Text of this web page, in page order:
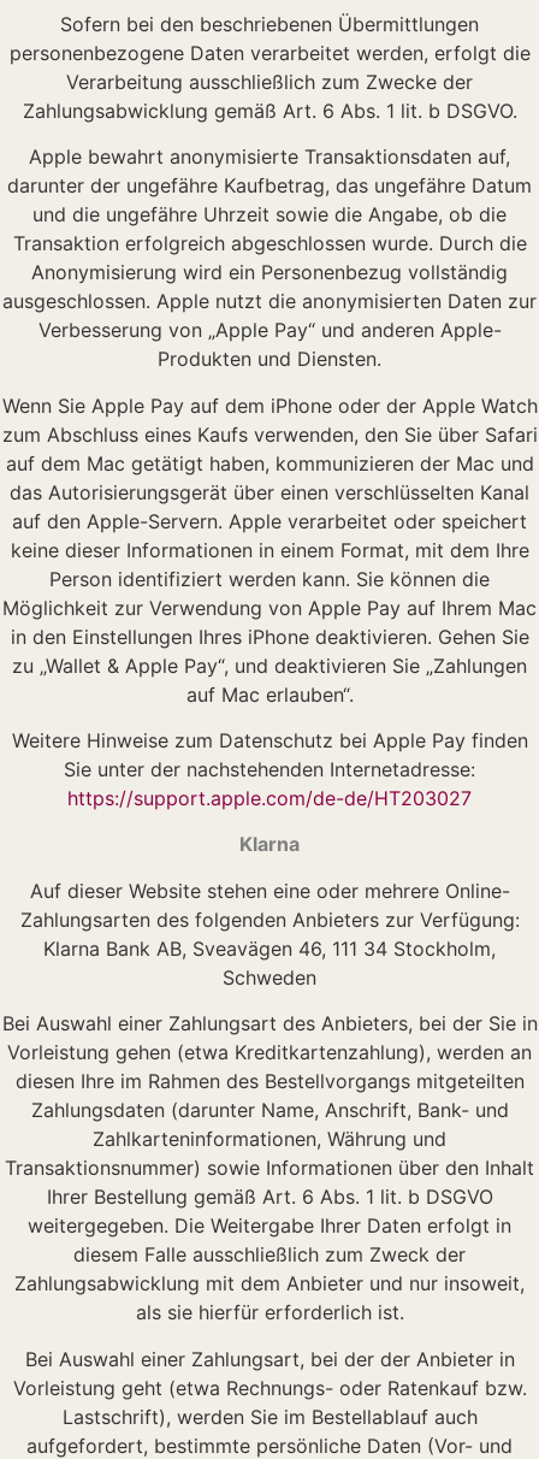
Sofern bei den beschriebenen Übermittlungen
personenbezogene Daten verarbeitet werden, erfolgt die
Verarbeitung ausschließlich zum Zwecke der
Zahlungsabwicklung gemäß Art. 6 Abs. 1 lit. b DSGVO.
Apple bewahrt anonymisierte Transaktionsdaten auf,
darunter der ungefähre Kaufbetrag, das ungefähre Datum
und die ungefähre Uhrzeit sowie die Angabe, ob die
Transaktion erfolgreich abgeschlossen wurde. Durch die
Anonymisierung wird ein Personenbezug vollständig
ausgeschlossen. Apple nutzt die anonymisierten Daten zur
Verbesserung von „Apple Pay“ und anderen Apple-
Produkten und Diensten.
Wenn Sie Apple Pay auf dem iPhone oder der Apple Watch
zum Abschluss eines Kaufs verwenden, den Sie über Safari
auf dem Mac getätigt haben, kommunizieren der Mac und
das Autorisierungsgerät über einen verschlüsselten Kanal
auf den Apple-Servern. Apple verarbeitet oder speichert
keine dieser Informationen in einem Format, mit dem Ihre
Person identifiziert werden kann. Sie können die
Möglichkeit zur Verwendung von Apple Pay auf Ihrem Mac
in den Einstellungen Ihres iPhone deaktivieren. Gehen Sie
zu „Wallet & Apple Pay“, und deaktivieren Sie „Zahlungen
auf Mac erlauben“.
Weitere Hinweise zum Datenschutz bei Apple Pay finden
Sie unter der nachstehenden Internetadresse:
https://support.apple.com/de-de/HT203027
Klarna
Auf dieser Website stehen eine oder mehrere Online-
Zahlungsarten des folgenden Anbieters zur Verfügung:
Klarna Bank AB, Sveavägen 46, 111 34 Stockholm,
Schweden
Bei Auswahl einer Zahlungsart des Anbieters, bei der Sie in
Vorleistung gehen (etwa Kreditkartenzahlung), werden an
diesen Ihre im Rahmen des Bestellvorgangs mitgeteilten
Zahlungsdaten (darunter Name, Anschrift, Bank- und
Zahlkarteninformationen, Währung und
Transaktionsnummer) sowie Informationen über den Inhalt
Ihrer Bestellung gemäß Art. 6 Abs. 1 lit. b DSGVO
weitergegeben. Die Weitergabe Ihrer Daten erfolgt in
diesem Falle ausschließlich zum Zweck der
Zahlungsabwicklung mit dem Anbieter und nur insoweit,
als sie hierfür erforderlich ist.
Bei Auswahl einer Zahlungsart, bei der der Anbieter in
Vorleistung geht (etwa Rechnungs- oder Ratenkauf bzw.
Lastschrift), werden Sie im Bestellablauf auch
aufgefordert, bestimmte persönliche Daten (Vor- und